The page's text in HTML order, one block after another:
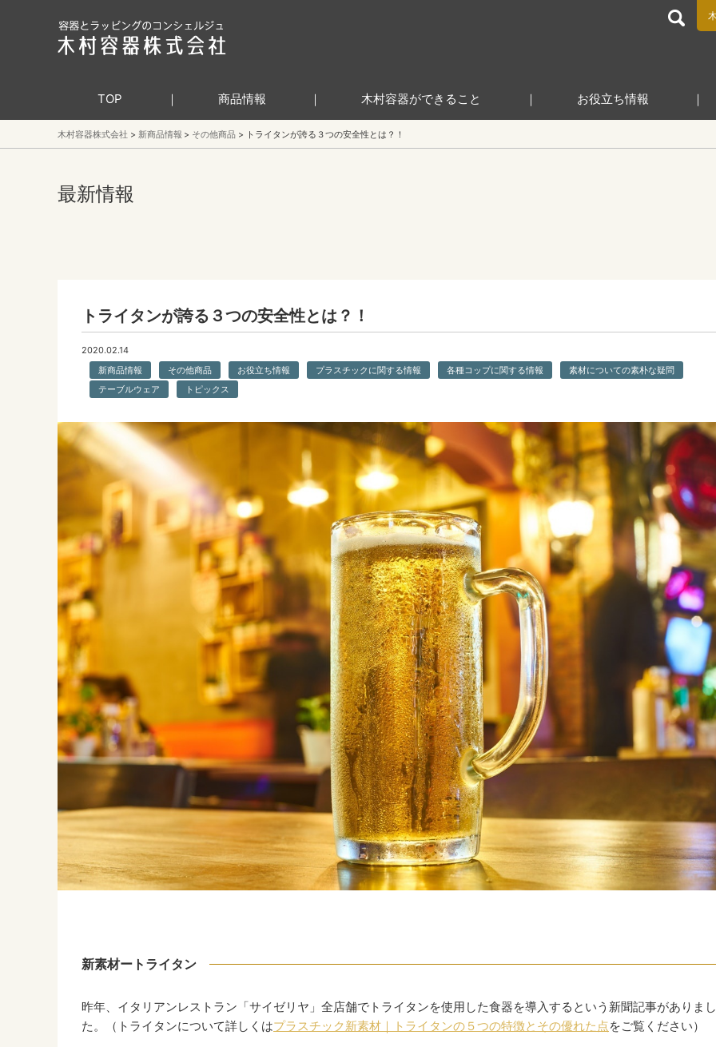
食品包装容器と業務用店舗用品の総合商社 木村容器株式会
TOP 商品情報 木村容器ができること お役立ち情報
木村容器株式会社 新商品情報 その他商品 トライタンが誇る３つの安全性とは？！
最新情報
トライタンが誇る３つの安全性とは？！
2020.02.14
新商品情報
その他商品 お役立ち情報 プラスチックに関する情報 各種コップに関する情報
素材についての素朴な疑問
テーブルウェア
トピックス
新素材ートライタン
昨年、イタリアンレストラン「サイゼリヤ」全店舗でトライタンを使用した食器を導入するという新聞記事がありまし
た。（トライタンについて詳しくはプラスチック新素材｜トライタンの５つの特徴とその優れた点をご覧ください）